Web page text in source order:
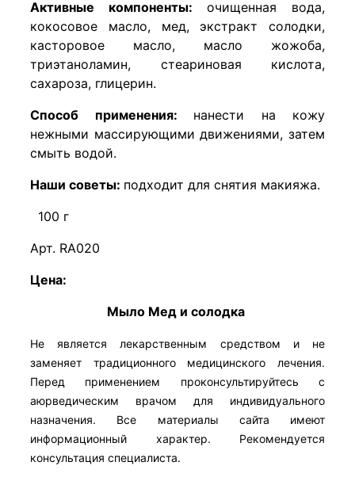
Активные компоненты: очищенная вода,
кокосовое масло, мед, экстракт солодки,
касторовое масло, масло жожоба,
триэтаноламин, стеариновая кислота,
сахароза, глицерин.
Способ применения: нанести на кожу
нежными массирующими движениями, затем
смыть водой.
Наши советы: подходит для снятия макияжа.
100 г
Арт. RA020
Цена:
Мыло Мед и солодка
Не является лекарственным средством и не
заменяет традиционного медицинского лечения.
Перед применением проконсультируйтесь с
аюрведическим врачом для индивидуального
назначения. Все материалы сайта имеют
информационный характер. Рекомендуется
консультация специалиста.